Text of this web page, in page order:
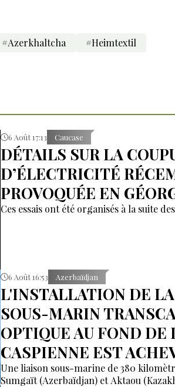
#Azerkhaltcha #Heimtextil
6 Août 17:13 Caucase
DÉTAILS SUR LA
D’ÉLECTRICITÉ
PROVOQUÉE EN
Ces essais ont été organisés à la suite
6 Août 16:53 Azerbaïdjan
L'INSTALLATION DE
SOUS-MARIN
OPTIQUE AU FOND DE
CASPIENNE EST
Une liaison sous-marine de 380
Sumgaït (Azerbaïdjan) et Aktaou